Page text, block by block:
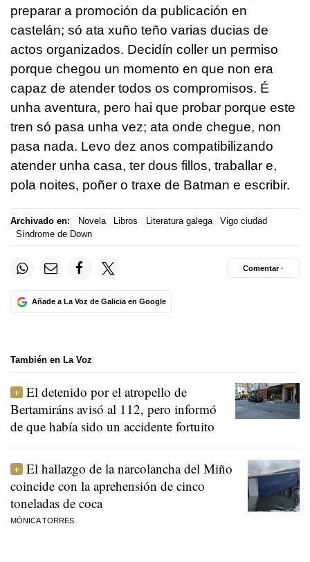
preparar a promoción da publicación en
castelán; só ata xuño teño varias ducias de
actos organizados. Decidín coller un permiso
porque chegou un momento en que non era
capaz de atender todos os compromisos. É
unha aventura, pero hai que probar porque este
tren só pasa unha vez; ata onde chegue, non
pasa nada. Levo dez anos compatibilizando
atender unha casa, ter dous fillos, traballar e,
pola noites, poñer o traxe de Batman e escribir.
Archivado en: Novela Libros Literatura galega
Vigo ciudad
Síndrome de Down
Añade a La Voz de Galicia en Google
Comentar ·
También en La Voz
El detenido por el atropello de
Bertamiráns avisó al 112, pero informó
de que había sido un accidente fortuito
El hallazgo de la narcolancha del Miño
coincide con la aprehensión de cinco
toneladas de coca
MÓNICA TORRES